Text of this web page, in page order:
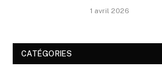
1 avril 2026
CATÉGORIES